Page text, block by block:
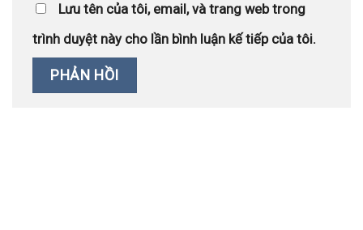
Lưu tên của tôi, email, và trang web trong
trình duyệt này cho lần bình luận kế tiếp của tôi.